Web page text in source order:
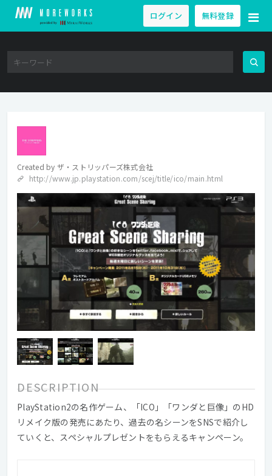
ログイン 無料登録
Created by ザ・ストリッパーズ株式会社
http://www.jp.playstation.com/scej/title/ico/main.html
DESCRIPTION
PlayStation2の名作ゲーム、「ICO」「ワンダと巨像」のHD
リメイク版の発売にあたり、過去の名シーンをSNSで紹介し
ていくと、スペシャルプレゼントをもらえるキャンペーン。